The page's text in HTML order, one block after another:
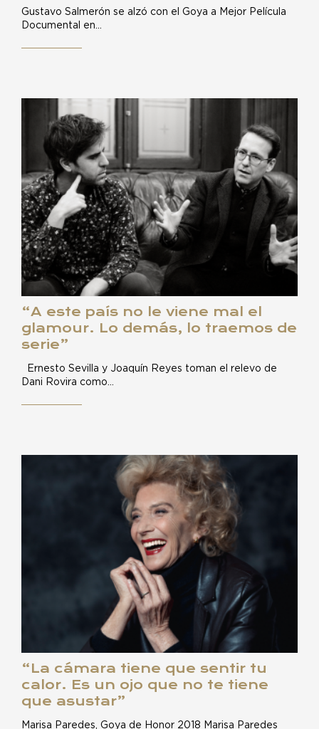
Gustavo Salmerón se alzó con el Goya a Mejor Película
Documental en…
“A este país no le viene mal el
glamour. Lo demás, lo traemos de
serie”
Ernesto Sevilla y Joaquín Reyes toman el relevo de
Dani Rovira como…
“La cámara tiene que sentir tu
calor. Es un ojo que no te tiene
que asustar”
Marisa Paredes, Goya de Honor 2018 Marisa Paredes